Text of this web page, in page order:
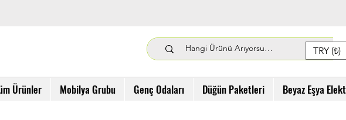
TRY (₺)
Ürünler Mobilya Grubu Genç Odaları Düğün Paketleri Beyaz Eşya